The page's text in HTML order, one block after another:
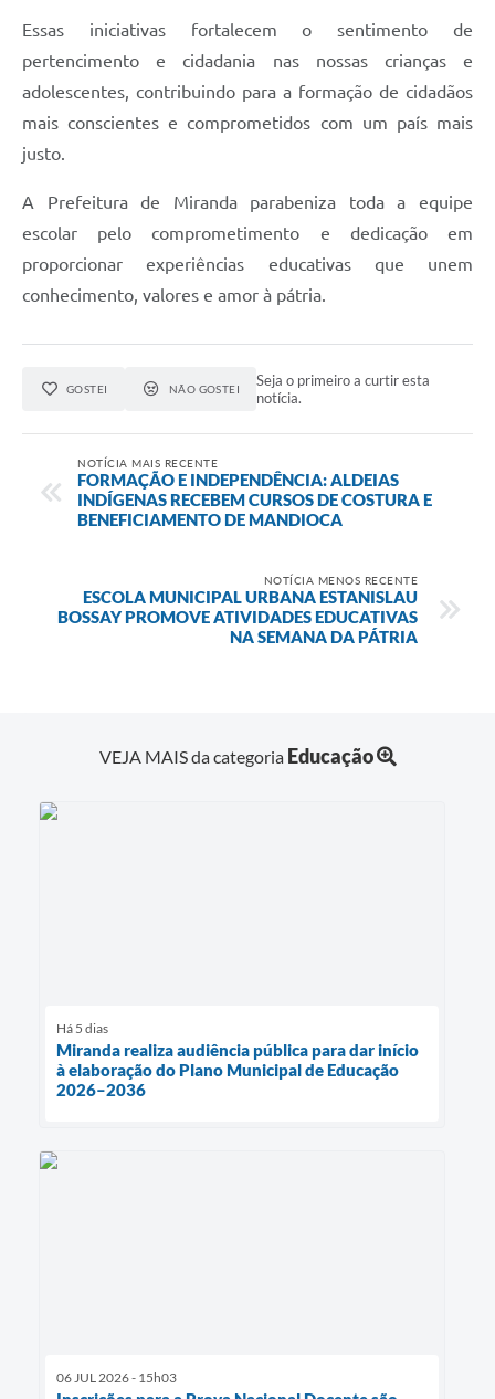
Essas iniciativas fortalecem o sentimento de
pertencimento e cidadania nas nossas crianças e
adolescentes, contribuindo para a formação de cidadãos
mais conscientes e comprometidos com um país mais
justo.
A Prefeitura de Miranda parabeniza toda a equipe
escolar pelo comprometimento e dedicação em
proporcionar experiências educativas que unem
conhecimento, valores e amor à pátria.
GOSTEI NÃO GOSTEI
Seja o primeiro a curtir esta
notícia.
NOTÍCIA MAIS RECENTE
FORMAÇÃO E INDEPENDÊNCIA: ALDEIAS
INDÍGENAS RECEBEM CURSOS DE COSTURA E
BENEFICIAMENTO DE MANDIOCA
NOTÍCIA MENOS RECENTE
ESCOLA MUNICIPAL URBANA ESTANISLAU
BOSSAY PROMOVE ATIVIDADES EDUCATIVAS
NA SEMANA DA PÁTRIA
VEJA MAIS da categoria Educação
Há 5 dias
Miranda realiza audiência pública para dar início
à elaboração do Plano Municipal de Educação
2026–2036
06 JUL 2026 - 15h03